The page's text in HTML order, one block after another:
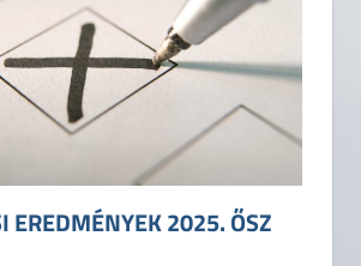
EREDMÉNYEK 2025. ŐSZ
26.